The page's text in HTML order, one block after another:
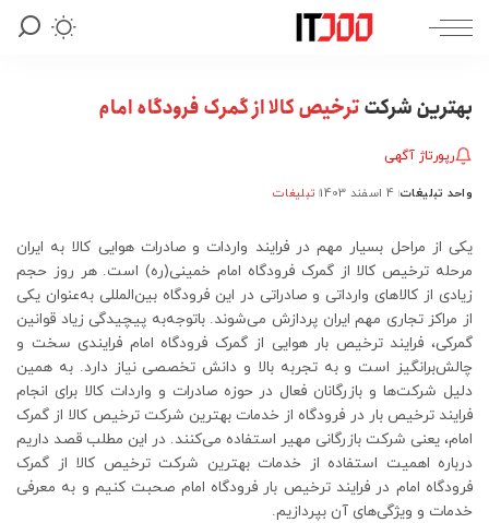
بهترین شرکتترخیص کالا از گمرک فرودگاه امام
رپورتاژ آگهی
ارسال
توسط
واحد تبلیغات 4 اسفند 1403 تبلیغات
یکی از مراحل بسیار مهم در فرایند واردات و صادرات هوایی کالا به ایران
مرحله ترخیص کالا از گمرک فرودگاه امام خمینی(ره) است. هر روز حجم
زیادی از کالاهای وارداتی و صادراتی در این فرودگاه بین‌المللی به‌عنوان یکی
از مراکز تجاری مهم ایران پردازش می‌شوند. باتوجه‌به پیچیدگی زیاد قوانین
گمرکی، فرایند ترخیص بار هوایی از گمرک فرودگاه امام فرایندی سخت و
چالش‌برانگیز است و به تجربه‌ بالا و دانش تخصصی نیاز دارد. به همین
دلیل شرکت‌ها و بازرگانان فعال در حوزه صادرات و واردات کالا برای انجام
فرایند ترخیص بار در فرودگاه از خدمات بهترین شرکت ترخیص کالا از گمرک
امام، یعنی شرکت بازرگانی مهیر استفاده می‌کنند. در این مطلب قصد داریم
درباره اهمیت استفاده از خدمات بهترین شرکت ترخیص کالا از گمرک
فرودگاه امام در فرایند ترخیص بار فرودگاه امام صحبت کنیم و به معرفی
خدمات و ویژگی‌های آن بپردازیم.